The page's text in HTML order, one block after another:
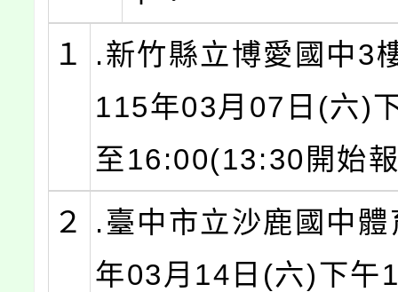
１
.新竹縣立博愛國中3
115年03月07日(六)
至16:00(13:30開始
２
.臺中市立沙鹿國中
年03月14日(六)下午